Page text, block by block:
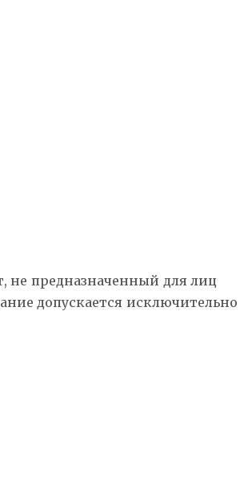
не предназначенный для лиц
допускается исключительно